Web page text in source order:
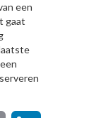
een
gaat